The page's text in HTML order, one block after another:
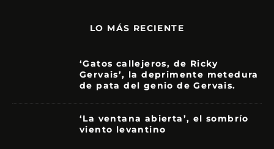
LO MÁS RECIENTE
‘Gatos callejeros, de Ricky
Gervais’, la deprimente metedura
de pata del genio de Gervais.
‘La ventana abierta’, el sombrío
viento levantino